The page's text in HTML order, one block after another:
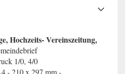
Hochzeits- Vereinszeitung,
1/0, 4/0